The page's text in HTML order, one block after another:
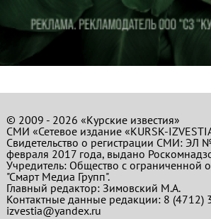
© 2009 - 2026 «Курские известия»
СМИ «Сетевое издание «KURSK-
Свидетельство о регистрации СМИ: ЭЛ
февраля 2017 года, выдано
Учредитель: Общество с ограниченной
"Смарт Медиа Групп".
Главный редактор:Зимовский М.А.
Контактные данные редакции: 8 (4712)
izvestia@yandex.ru